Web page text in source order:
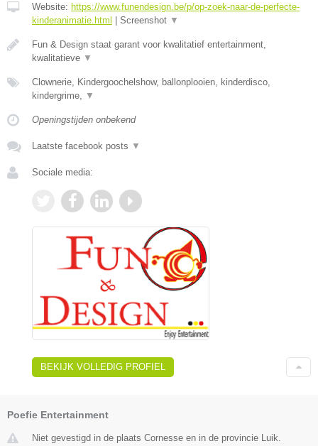
Website: https://www.funendesign.be/p/op-zoek-naar-de-perfecte-
kinderanimatie.html | Screenshot ▼
Fun & Design staat garant voor kwalitatief entertainment,
kwalitatieve ▼
Clownerie, Kindergoochelshow, ballonplooien, kinderdisco,
kindergrime,
▼
Openingstijden onbekend
Laatste facebook posts ▼
Sociale media:
BEKIJK VOLLEDIG PROFIEL
Poefie Entertainment
Niet gevestigd in de plaats Cornesse en in de provincie Luik.